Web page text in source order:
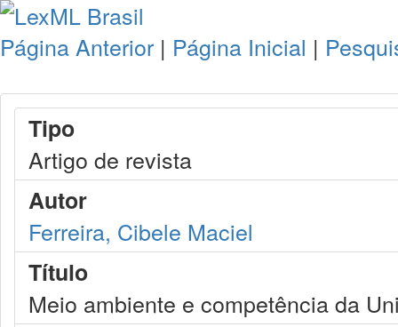
Página Anterior | Página Inicial |
Tipo
Artigo de revista
Autor
Ferreira, Cibele Maciel
Título
Meio ambiente e competência da